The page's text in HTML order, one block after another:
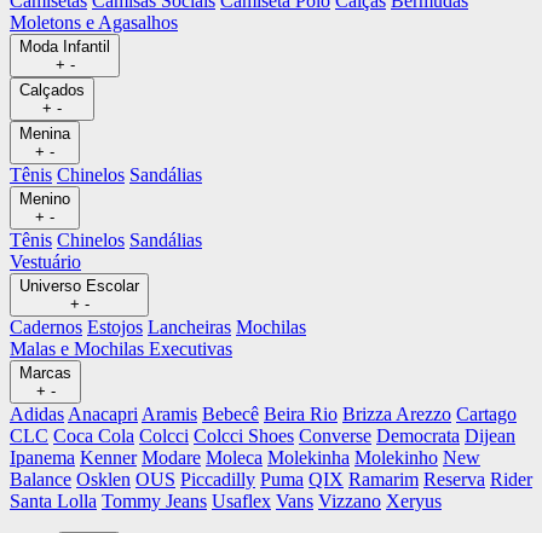
Moletons e Agasalhos
Moda Infantil
+ -
Calçados
+ -
Menina
+ -
Tênis Chinelos Sandálias
Menino
+ -
Tênis Chinelos Sandálias
Vestuário
Universo Escolar
+ -
Cadernos Estojos Lancheiras Mochilas
Malas e Mochilas Executivas
Marcas
+ -
Adidas Anacapri Aramis Bebecê Beira Rio Brizza Arezzo Cartago
CLC Coca Cola Colcci Colcci Shoes Converse Democrata Dijean
Ipanema Kenner Modare Moleca Molekinha Molekinho New
Balance Osklen OUS Piccadilly Puma QIX Ramarim Reserva Rider
Santa Lolla Tommy Jeans Usaflex Vans Vizzano Xeryus